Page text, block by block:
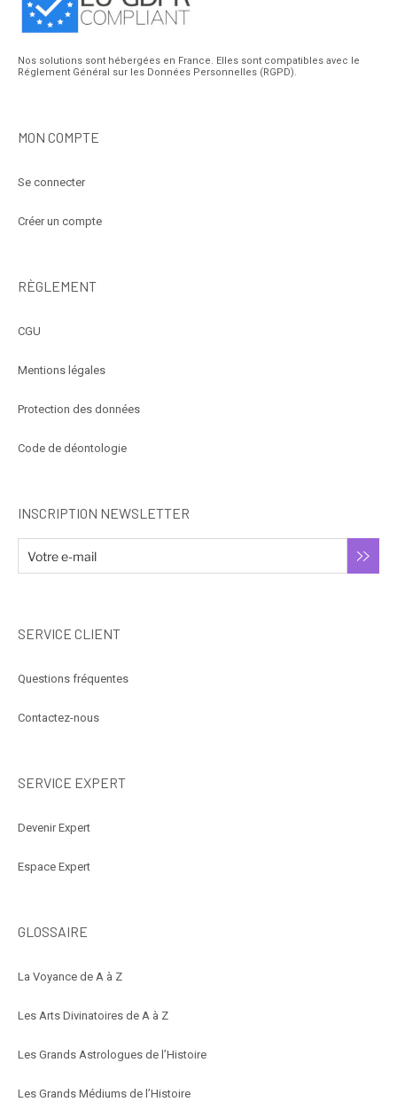
Nos solutions sont hébergées en France. Elles sont compatibles avec le
Réglement Général sur les Données Personnelles (RGPD).
MON COMPTE
Se connecter
Créer un compte
RÈGLEMENT
CGU
Mentions légales
Protection des données
Code de déontologie
INSCRIPTION NEWSLETTER
SERVICE CLIENT
Questions fréquentes
Contactez-nous
SERVICE EXPERT
Devenir Expert
Espace Expert
GLOSSAIRE
La Voyance de A à Z
Les Arts Divinatoires de A à Z
Les Grands Astrologues de l’Histoire
Les Grands Médiums de l’Histoire